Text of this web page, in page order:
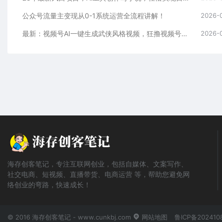
公众号流量主变现从0-1系统运营全流程讲解！ 2026-
最新：视频号AI一键生成武侠风格视频，狂撸视频号分成收益，学完轻松日入1000+ 2026-
海存创客笔记，专注互联网创业，包括自媒体、文案写作、
社交电商、短视频、直播带货、电商运营 等，帮助您避免网
络创业的弯路，快速成长！
© 2016 海存创客笔记 - www.cunkbj.com 网站地图 鲁ICP备